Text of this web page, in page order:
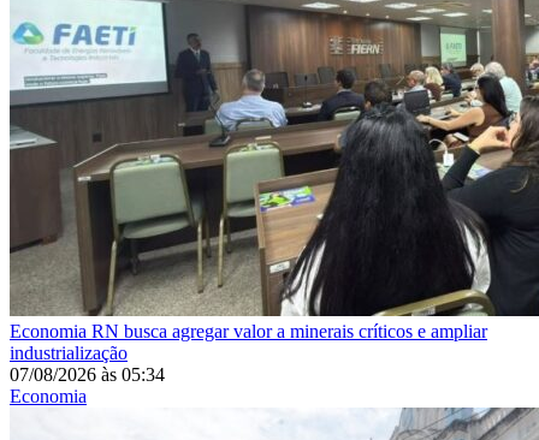
Economia RN busca agregar valor a minerais críticos e ampliar
industrialização
07/08/2026 às 05:34
Economia